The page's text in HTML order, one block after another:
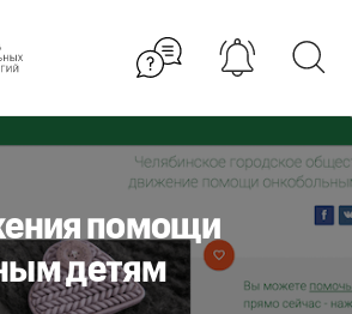
помощи
детям